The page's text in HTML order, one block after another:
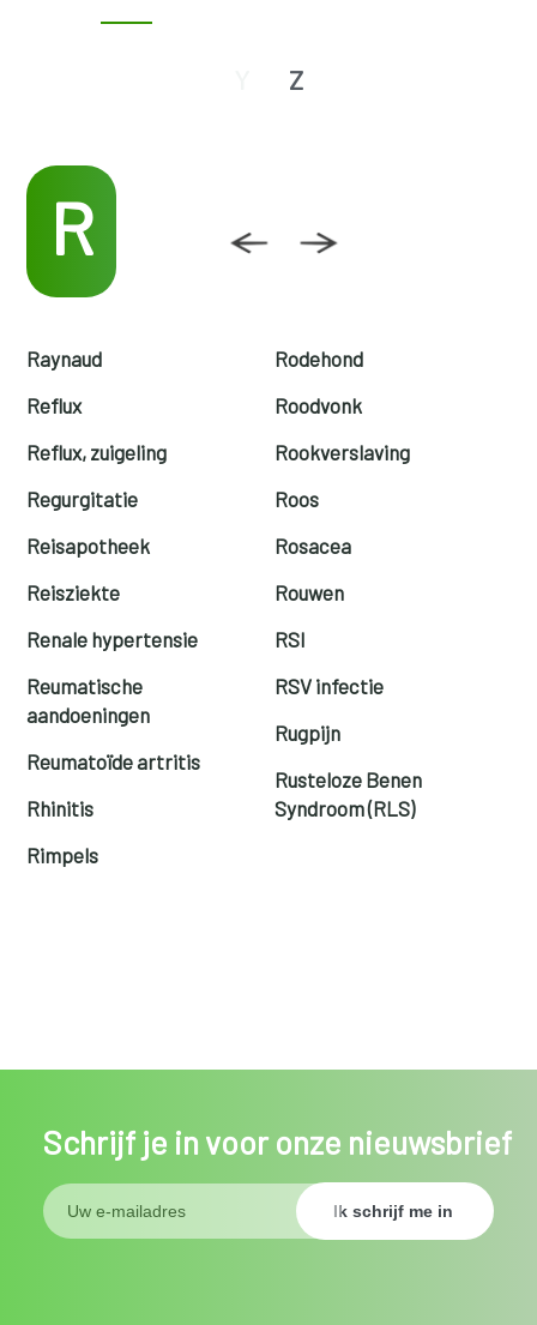
Z
R
Raynaud
Reflux
Reflux, zuigeling
Regurgitatie
Reisapotheek
Reisziekte
Renale hypertensie
Reumatische
aandoeningen
Reumatoïde artritis
Rhinitis
Rimpels
Rodehond
Roodvonk
Rookverslaving
Roos
Rosacea
Rouwen
RSI
RSV infectie
Rugpijn
Rusteloze Benen
Syndroom (RLS)
Schrijf je in voor onze nieuwsbrief